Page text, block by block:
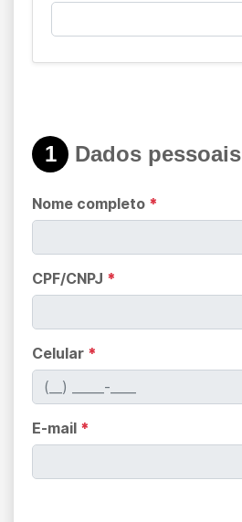
1 Dados pessoais
Nome completo *
CPF/CNPJ *
Celular *
E-mail *